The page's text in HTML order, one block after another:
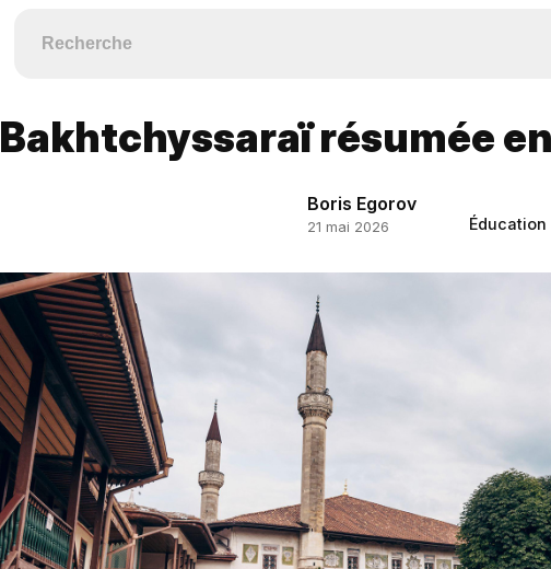
Bakhtchyssaraï résumée
Boris Egorov
21 mai 2026 Éducation